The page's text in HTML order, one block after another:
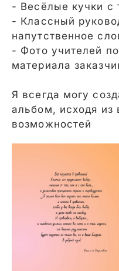
- Весёлые кучки с
- Классный
напутственное
- Фото учителей
материала
Я всегда могу
альбом, исходя из
возможностей